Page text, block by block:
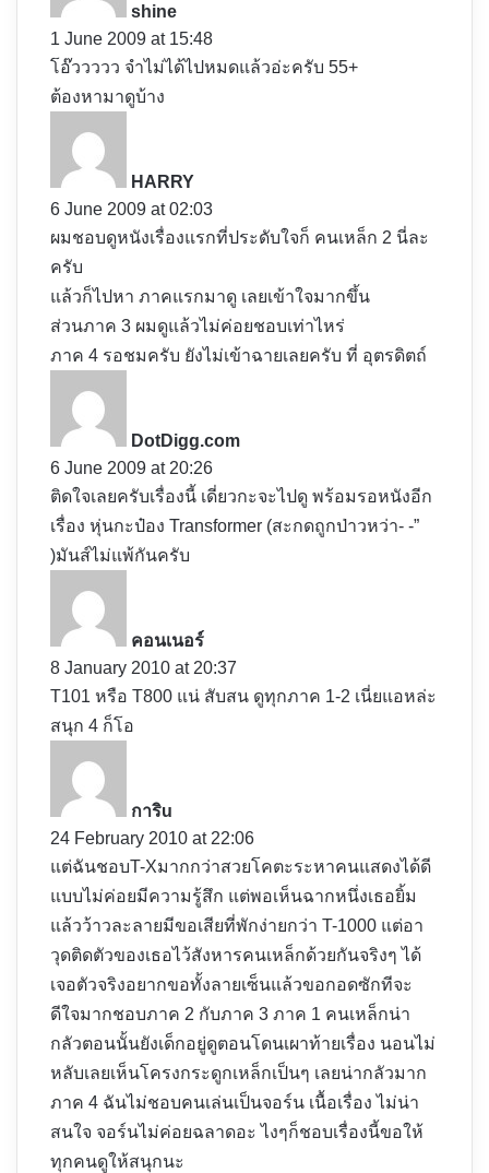
shine
s
:
1 June 2009 at 15:48
โอ๊ววววว จำไม่ได้ไปหมดแล้วอ่ะครับ 55+
ต้องหามาดูบ้าง
HARRY
s
:
6 June 2009 at 02:03
ผมชอบดูหนังเรื่องแรกที่ประดับใจก็ คนเหล็ก 2 นี่ละ
ครับ
แล้วก็ไปหา ภาคแรกมาดู เลยเข้าใจมากขึ้น
ส่วนภาค 3 ผมดูแล้วไม่ค่อยชอบเท่าไหร่
ภาค 4 รอชมครับ ยังไม่เข้าฉายเลยครับ ที่ อุตรดิตถ์
DotDigg.com
:
6 June 2009 at 20:26
ติดใจเลยครับเรื่องนี้ เดี่ยวกะจะไปดู พร้อมรอหนังอีก
เรื่อง หุ่นกะป๋อง Transformer (สะกดถูกป่าวหว่า- -”
)มันส์ไม่แพ้กันครับ
คอนเนอร์
s
:
8 January 2010 at 20:37
T101 หรือ T800 แน่ สับสน ดูทุกภาค 1-2 เนี่ยแอหล่ะ
สนุก 4 ก็โอ
การิu
s
:
24 February 2010 at 22:06
แต่ฉันชอบT-Xมากกว่าสวยโคตะระหาคนแสดงได้ดี
แบบไม่ค่อยมีความรู้สึก แต่พอเห็นฉากหนึ่งเธอยิ้ม
แล้วว้าวละลายมีขอเสียที่พักง่ายกว่า T-1000 แต่อา
วุดติดตัวของเธอไว้สังหารคนเหล็กด้วยกันจริงๆ ได้
เจอตัวจริงอยากขอทั้งลายเซ็นแล้วขอกอดซักทีจะ
ดีใจมากชอบภาค 2 กับภาค 3 ภาค 1 คนเหล็กน่า
กลัวตอนนั้นยังเด็กอยู่ดูตอนโดนเผาท้ายเรื่อง นอนไม่
หลับเลยเห็นโครงกระดูกเหล็กเป็นๆ เลยน่ากลัวมาก
ภาค 4 ฉันไม่ชอบคนเล่นเป็นจอร์น เนื้อเรื่อง ไม่น่า
สนใจ จอร์นไม่ค่อยฉลาดอะ ไงๆก็ชอบเรื่องนี้ขอให้
ทุกคนดูให้สนุกนะ